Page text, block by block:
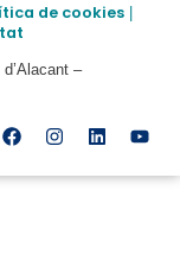
de cookies
–